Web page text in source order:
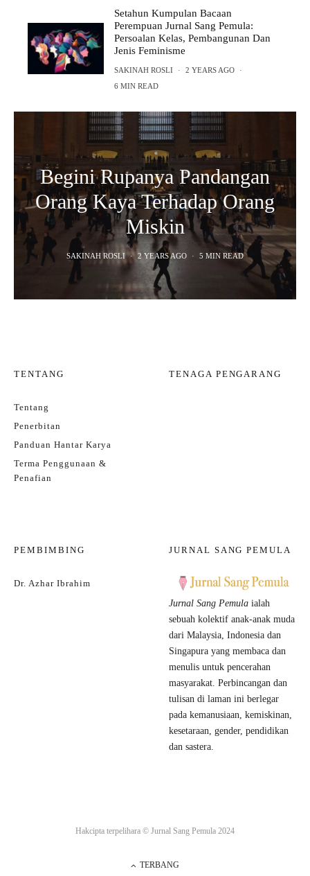
Setahun Kumpulan Bacaan
Perempuan Jurnal Sang Pemula:
Persoalan Kelas, Pembangunan Dan
Jenis Feminisme
SAKINAH ROSLI · 2 YEARS AGO
·
6 MIN READ
Begini Rupanya Pandangan
Orang Kaya Terhadap Orang
Miskin
SAKINAH ROSLI · 2 YEARS AGO · 5 MIN READ
TENTANG
Tentang
Penerbitan
Panduan Hantar Karya
Terma Penggunaan &
Penafian
TENAGA PENGARANG
PEMBIMBING
Dr. Azhar Ibrahim
JURNAL SANG PEMULA
Jurnal Sang Pemula ialah
sebuah kolektif anak-anak muda
dari Malaysia, Indonesia dan
Singapura yang membaca dan
menulis untuk pencerahan
masyarakat. Perbincangan dan
tulisan di laman ini berlegar
pada kemanusiaan, kemiskinan,
kesetaraan, gender, pendidikan
dan sastera.
Hakcipta terpelihara © Jurnal Sang Pemula 2024
TERBANG